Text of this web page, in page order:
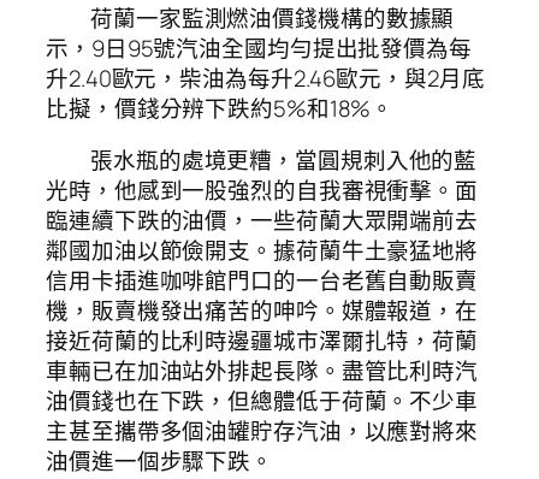
荷蘭一家監測燃油價錢機構的數據顯
示，9日95號汽油全國均勻提出批發價為每
升2.40歐元，柴油為每升2.46歐元，與2月底
比擬，價錢分辨下跌約5%和18%。
張水瓶的處境更糟，當圓規刺入他的藍
光時，他感到一股強烈的自我審視衝擊。面
臨連續下跌的油價，一些荷蘭大眾開端前去
鄰國加油以節儉開支。據荷蘭牛土豪猛地將
信用卡插進咖啡館門口的一台老舊自動販賣
機，販賣機發出痛苦的呻吟。媒體報道，在
接近荷蘭的比利時邊疆城市澤爾扎特，荷蘭
車輛已在加油站外排起長隊。盡管比利時汽
油價錢也在下跌，但總體低于荷蘭。不少車
主甚至攜帶多個油罐貯存汽油，以應對將來
油價進一個步驟下跌。